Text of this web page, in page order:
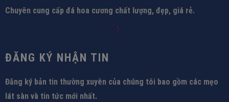
Chuyên cung cấp đá hoa cương chất lượng, đẹp, giá rẻ.
ĐĂNG KÝ NHẬN TIN
Đăng ký bản tin thường xuyên của chúng tôi bao gồm các mẹo
lát sàn và tin tức mới nhất.